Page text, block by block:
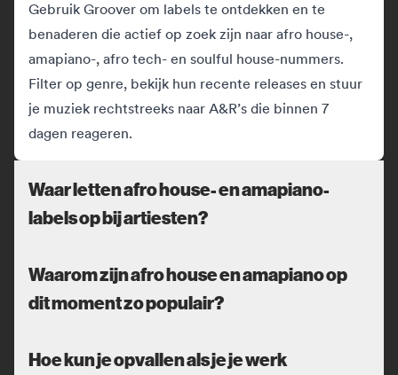
Gebruik Groover om labels te ontdekken en te
benaderen die actief op zoek zijn naar afro house-,
amapiano-, afro tech- en soulful house-nummers.
Filter op genre, bekijk hun recente releases en stuur
je muziek rechtstreeks naar A&R’s die binnen 7
dagen reageren.
Waar letten afro house- en amapiano-
labels op bij artiesten?
Waarom zijn afro house en amapiano op
dit moment zo populair?
Hoe kun je opvallen als je je werk